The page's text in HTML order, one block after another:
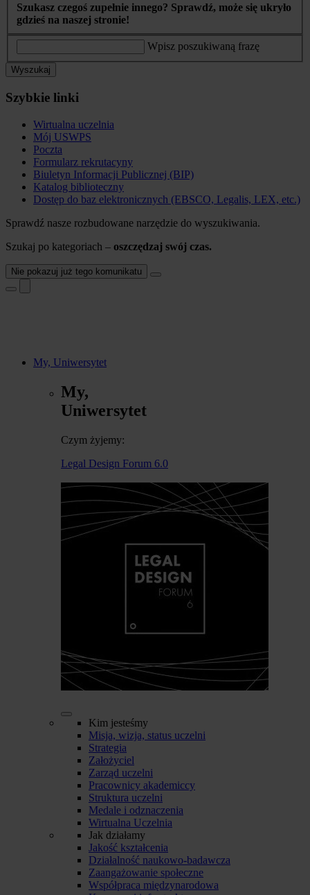
Szukasz czegoś zupełnie innego? Sprawdź, może się ukryło
gdzieś na naszej stronie!
Wpisz poszukiwaną frazę
Wyszukaj
Szybkie linki
Wirtualna uczelnia
Mój USWPS
Poczta
Formularz rekrutacyny
Biuletyn Informacji Publicznej (BIP)
Katalog biblioteczny
Dostęp do baz elektronicznych (EBSCO, Legalis, LEX, etc.)
Sprawdź nasze rozbudowane narzędzie do wyszukiwania.
Szukaj po kategoriach – oszczędzaj swój czas.
Nie pokazuj już tego komunikatu
My, Uniwersytet
My,
Uniwersytet
Czym żyjemy:
Legal Design Forum 6.0
Kim jesteśmy
Misja, wizja, status uczelni
Strategia
Założyciel
Zarząd uczelni
Pracownicy akademiccy
Struktura uczelni
Medale i odznaczenia
Wirtualna Uczelnia
Jak działamy
Jakość kształcenia
Działalność naukowo-badawcza
Zaangażowanie społeczne
Współpraca międzynarodowa